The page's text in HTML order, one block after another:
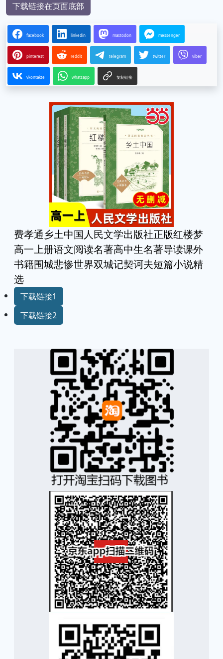
下载链接在页面底部
facebook linkedin mastodon messenger
pinterest reddit telegram twitter viber
vkontakte whatsapp 复制链接
费孝通乡土中国人民文学出版社正版红楼梦
高一上册语文阅读名著高中生名著导读课外
书籍围城悲惨世界双城记契诃夫短篇小说精
选
下载链接1
下载链接2